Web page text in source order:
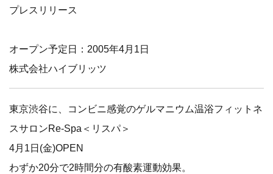
プレスリリース
オープン予定日：2005年4月1日
株式会社ハイブリッツ
東京渋谷に、コンビニ感覚のゲルマニウム温浴フィットネ
スサロンRe-Spa＜リスパ＞
4月1日(金)OPEN
わずか20分で2時間分の有酸素運動効果。